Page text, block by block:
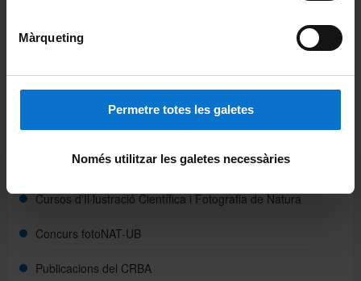
Màrqueting
Permetre totes les galetes
Només utilitzar les galetes necessàries
Inici CRBA
Web de Consulta de Col·leccions
Cursos d'Il·lustració Científica i Fotografia de Natura
Concurs fotoNAT-UB
Publicacions del CRBA